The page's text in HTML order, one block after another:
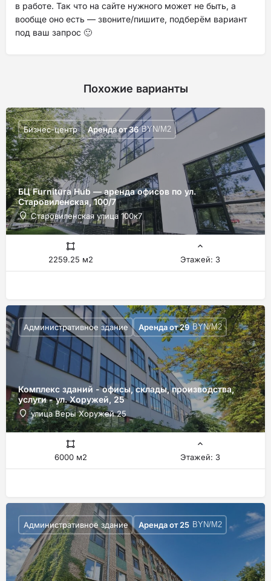
в работе. Так что на сайте нужного может не быть, а
вообще оно есть — звоните/пишите, подберём вариант
под ваш запрос 🙂
Похожие варианты
БЦ Furnitura Hub — аренда офисов по ул.
Старовиленская, 100/7
Старовиленская улица 100к7
Бизнес-центр Аренда от36 BYN/М2
2259.25 м2 Этажей: 3
Комплекс зданий - офисы, склады, производства,
услуги - ул. Хоружей, 25
улица Веры Хоружей 25
Административное здание Аренда от29 BYN/М2
6000 м2 Этажей: 3
Административное здание Аренда от25 BYN/М2